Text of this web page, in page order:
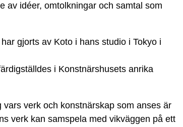
av idéer, omtolkningar och samtal som
gjorts av Koto i hans studio i Tokyo i
i Konstnärshusets anrika
verk och konstnärskap som anses är
verk kan samspela med vikväggen på ett